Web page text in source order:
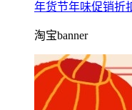
年货节年味促销折
淘宝banner